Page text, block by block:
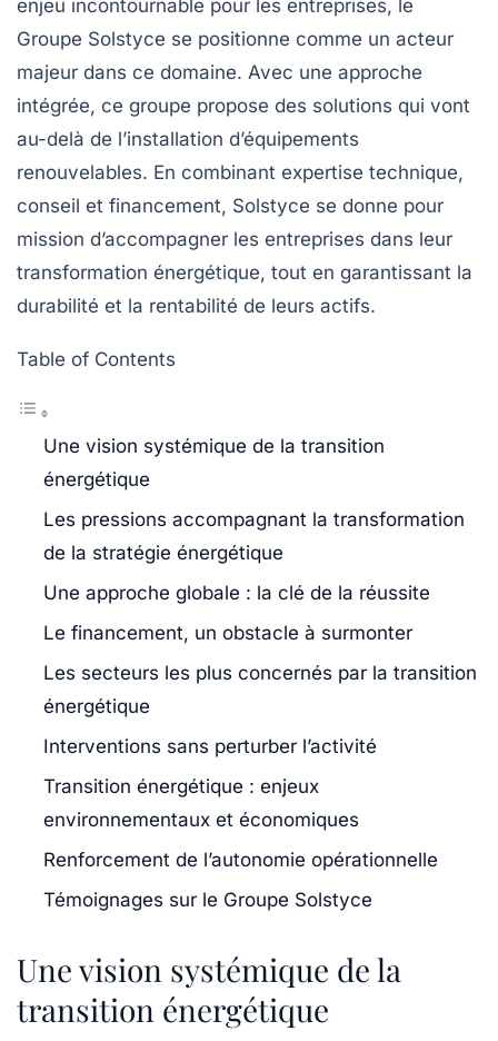
enjeu incontournable pour les entreprises, le
Groupe Solstyce se positionne comme un acteur
majeur dans ce domaine. Avec une approche
intégrée, ce groupe propose des solutions qui vont
au-delà de l’installation d’équipements
renouvelables. En combinant expertise technique,
conseil et financement, Solstyce se donne pour
mission d’accompagner les entreprises dans leur
transformation énergétique, tout en garantissant la
durabilité et la rentabilité de leurs actifs.
Table of Contents
Une vision systémique de la transition
énergétique
Les pressions accompagnant la transformation
de la stratégie énergétique
Une approche globale : la clé de la réussite
Le financement, un obstacle à surmonter
Les secteurs les plus concernés par la transition
énergétique
Interventions sans perturber l’activité
Transition énergétique : enjeux
environnementaux et économiques
Renforcement de l’autonomie opérationnelle
Témoignages sur le Groupe Solstyce
Une vision systémique de la
transition énergétique